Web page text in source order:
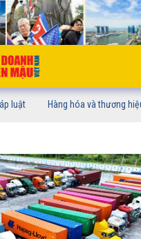
luật Hàng hóa và thương